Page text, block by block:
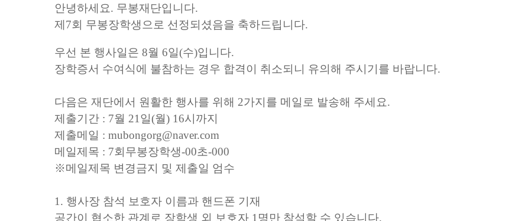
안녕하세요. 무봉재단입니다.
제 7회 무봉장학생으로 선정되셨음을 축하드립니다.
우선 본 행사일은 8월 6일(수)입니다.
장학증서 수여식에 불참하는 경우 합격이 취소되니 유의해 주시기를 바랍니다.
다음은 재단에서 원활한 행사를 위해 2가지를 메일로 발송해 주세요.
제출기간 : 7월 21 일(월) 16시까지
제출메일 : mubongorg@naver.com
메일제목 : 7회무봉장학생-00초-000
※메일제목 변경금지 및 제출일 엄수
1. 행사장 참석 보호자 이름과 핸드폰 기재
공간이 협소한 관계로 장학생 외 보호자 1 명만 참석할 수 있습니다.